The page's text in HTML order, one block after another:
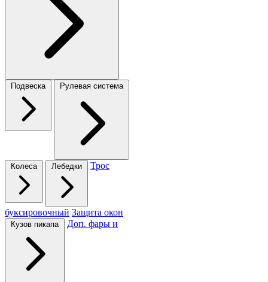
Подвеска Рулевая система
Колеса Лебедки Трос
буксировочный Защита окон
Кузов пикапа Доп. фары и